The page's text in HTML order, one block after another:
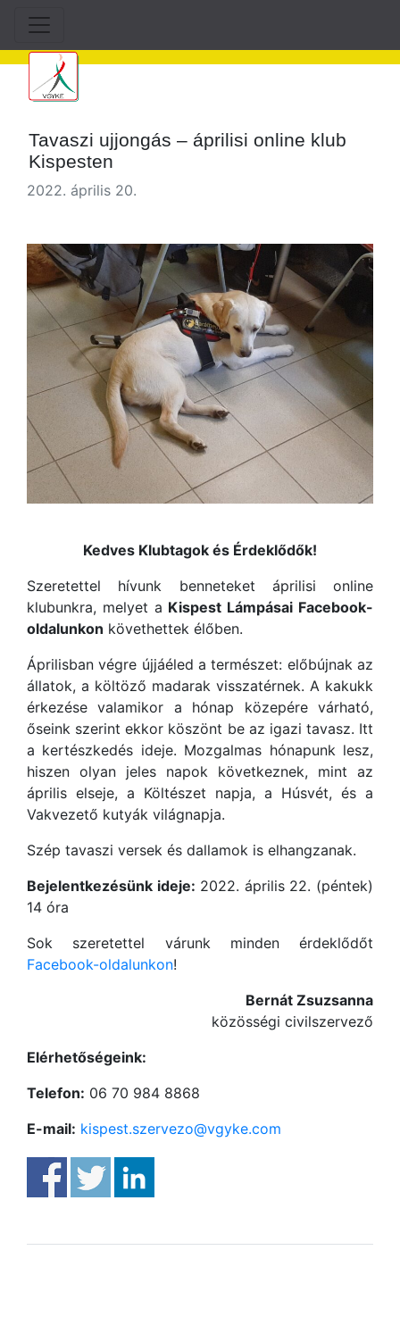
Tavaszi ujjongás – áprilisi online klub
Kispesten
2022. április 20.
Kedves Klubtagok és Érdeklődők!
Szeretettel hívunk benneteket áprilisi online
klubunkra, melyet a Kispest Lámpásai Facebook-
oldalunkon követhettek élőben.
Áprilisban végre újjáéled a természet: előbújnak az
állatok, a költöző madarak visszatérnek. A kakukk
érkezése valamikor a hónap közepére várható,
őseink szerint ekkor köszönt be az igazi tavasz. Itt
a kertészkedés ideje. Mozgalmas hónapunk lesz,
hiszen olyan jeles napok következnek, mint az
április elseje, a Költészet napja, a Húsvét, és a
Vakvezető kutyák világnapja.
Szép tavaszi versek és dallamok is elhangzanak.
Bejelentkezésünk ideje: 2022. április 22. (péntek)
14 óra
Sok szeretettel várunk minden érdeklődőt
Facebook-oldalunkon!
Bernát Zsuzsanna
közösségi civilszervező
Elérhetőségeink:
Telefon: 06 70 984 8868
E-mail: kispest.szervezo@vgyke.com